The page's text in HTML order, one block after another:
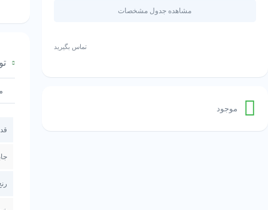
مشاهده جدول مشخصات
تماس بگیرید
موجود